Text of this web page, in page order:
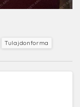
Tulajdonforma